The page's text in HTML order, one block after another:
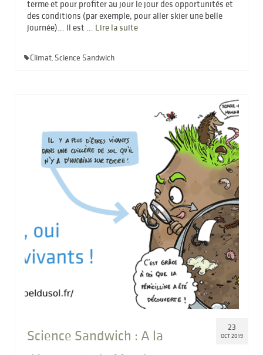
terme et pour profiter au jour le jour des opportunités et
des conditions (par exemple, pour aller skier une belle
journée)… Il est … Lire la suite­­
Climat, Science Sandwich
23
OCT 2019
Science Sandwich : A la